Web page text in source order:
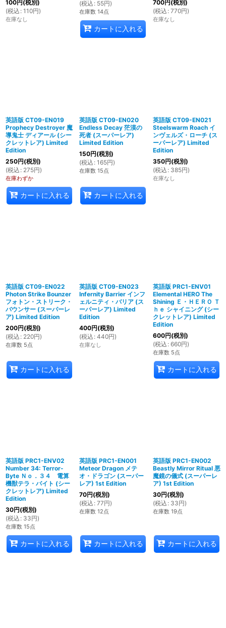
100円 (税別)
(税込 : 110円)
在庫なし
(税込 : 55円)
在庫数 14点
カートに入れる
700円 (税別)
(税込 : 770円)
在庫なし
英語版 CT09-EN019
Prophecy Destroyer 魔
導鬼士 ディアール (シー
クレットレア) Limited
Edition
250円(税別)
(税込 : 275円)
在庫わずか
カートに入れる
英語版 CT09-EN020
Endless Decay 茫漠の
死者 (スーパーレア)
Limited Edition
150円(税別)
(税込 : 165円)
在庫数 15点
カートに入れる
英語版 CT09-EN021
Steelswarm Roach イ
ンヴェルズ・ローチ (ス
ーパーレア) Limited
Edition
350円(税別)
(税込 : 385円)
在庫なし
英語版 CT09-EN022
Photon Strike Bounzer
フォトン・ストリーク・
バウンサー (スーパーレ
ア) Limited Edition
200円(税別)
(税込 : 220円)
在庫数 5点
カートに入れる
英語版 CT09-EN023
Infernity Barrier インフ
ェルニティ・バリア (ス
ーパーレア) Limited
Edition
400円(税別)
(税込 : 440円)
在庫なし
英語版 PRC1-ENV01
Elemental HERO The
Shining Ｅ・ＨＥＲＯ Ｔ
ｈｅ シャイニング (シー
クレットレア) Limited
Edition
600円(税別)
(税込 : 660円)
在庫数 5点
カートに入れる
英語版 PRC1-ENV02
Number 34: Terror-
Byte Ｎｏ．３４ 電算
機獣テラ・バイト (シー
クレットレア) Limited
Edition
30円(税別)
(税込 : 33円)
在庫数 15点
カートに入れる
英語版 PRC1-EN001
Meteor Dragon メテ
オ・ドラゴン (スーパー
レア) 1st Edition
70円(税別)
(税込 : 77円)
在庫数 12点
カートに入れる
英語版 PRC1-EN002
Beastly Mirror Ritual 悪
魔鏡の儀式 (スーパーレ
ア) 1st Edition
30円(税別)
(税込 : 33円)
在庫数 19点
カートに入れる